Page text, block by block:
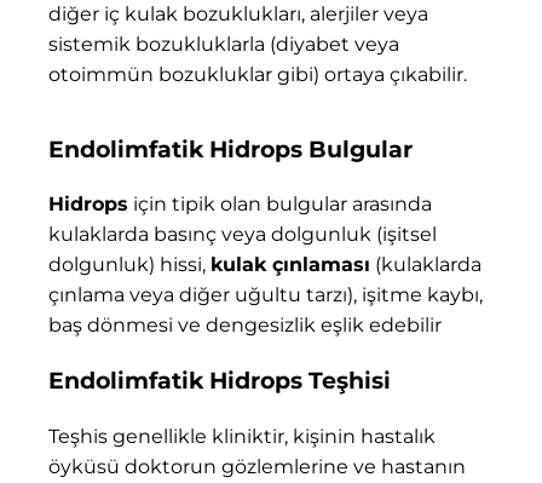
diğer iç kulak bozuklukları, alerjiler veya
sistemik bozukluklarla (diyabet veya
otoimmün bozukluklar gibi) ortaya çıkabilir.
Endolimfatik Hidrops Bulgular
Hidrops için tipik olan bulgular arasında
kulaklarda basınç veya dolgunluk (işitsel
dolgunluk) hissi, kulak çınlaması (kulaklarda
çınlama veya diğer uğultu tarzı), işitme kaybı,
baş dönmesi ve dengesizlik eşlik edebilir
Endolimfatik Hidrops Teşhisi
Teşhis genellikle kliniktir, kişinin hastalık
öyküsü doktorun gözlemlerine ve hastanın